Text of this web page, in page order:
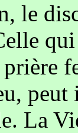
le
peut
La